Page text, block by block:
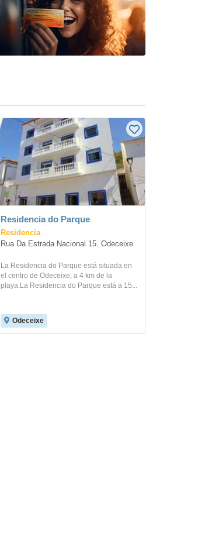
Residencia do Parque
Residencia
Rua Da Estrada Nacional 15. Odeceixe
La Residencia do Parque está situada en
el centro de Odeceixe, a 4 km de la
playa.La Residencia do Parque está a 15...
Odeceixe